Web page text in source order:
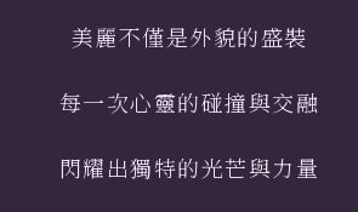
美麗不僅是外貌的盛裝
每一次心靈的碰撞與交融
閃耀出獨特的光芒與力量